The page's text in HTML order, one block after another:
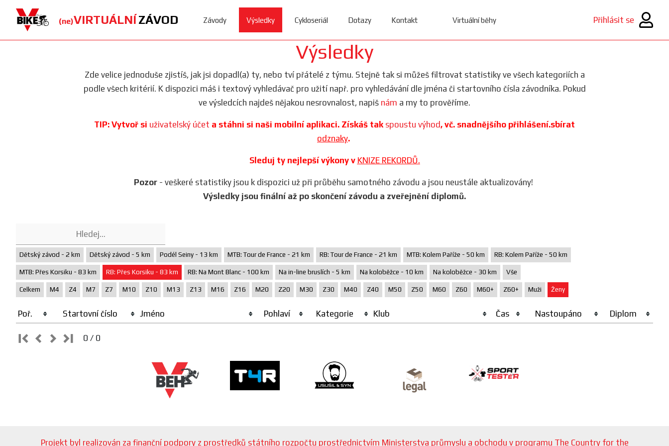
(ne)VIRTUÁLNÍ ZÁVOD Závody Výsledky Cykloseriál Dotazy Kontakt Virtuální běhy Přihlásit se
Výsledky
Zde velice jednoduše zjistíš, jak jsi dopadl(a) ty, nebo tví přátelé z týmu. Stejně tak si můžeš filtrovat statistiky ve všech kategoriích a
podle všech kritérií. K dispozici máš i textový vyhledávač pro užití např. pro vyhledávání dle jména či startovního čísla závodníka. Pokud
ve výsledcích najdeš nějakou nesrovnalost, napiš nám a my to prověříme.
TIP: Vytvoř si uživatelský účet a stáhni si naši mobilní aplikaci. Získáš tak spoustu výhod, vč. snadnějšího přihlášení.sbírat
odznaky.
Sleduj ty nejlepší výkony v KNIZE REKORDŮ.
Pozor - veškeré statistiky jsou k dispozici už při průběhu samotného závodu a jsou neustále aktualizovány!
Výsledky jsou finální až po skončení závodu a zveřejnění diplomů.
Dětský závod - 2 km Dětský závod - 5 km Podél Seiny - 13 km MTB: Tour de France - 21 km RB: Tour de France - 21 km MTB: Kolem Paříže - 50 km RB: Kolem Paříže - 50 km
MTB: Přes Korsiku - 83 km RB: Přes Korsiku - 83 km RB: Na Mont Blanc - 100 km Na in-line bruslích - 5 km Na koloběžce - 10 km Na koloběžce - 30 km Vše
Celkem M4 Z4 M7 Z7 M10 Z10 M13 Z13 M16 Z16 M20 Z20 M30 Z30 M40 Z40 M50 Z50 M60 Z60 M60+ Z60+ Muži Ženy
Poř. Startovní číslo Jméno Pohlaví Kategorie Klub Čas Nastoupáno Diplom
0 / 0
Projekt byl realizován za finanční podpory z prostředků státního rozpočtu prostřednictvím Ministerstva průmyslu a obchodu v programu The Country for the